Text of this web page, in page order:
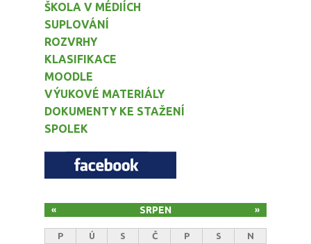
ŠKOLA V MÉDIÍCH
SUPLOVÁNÍ
ROZVRHY
KLASIFIKACE
MOODLE
VÝUKOVÉ MATERIÁLY
DOKUMENTY KE STAŽENÍ
SPOLEK
SRPEN
« »
P Ú S Č P S N